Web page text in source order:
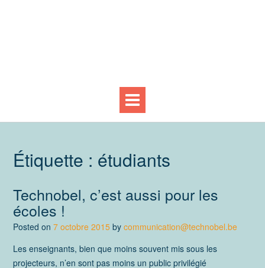
Étiquette : étudiants
Technobel, c’est aussi pour les
écoles !
Posted on 7 octobre 2015 by communication@technobel.be
Les enseignants, bien que moins souvent mis sous les
projecteurs, n’en sont pas moins un public privilégié